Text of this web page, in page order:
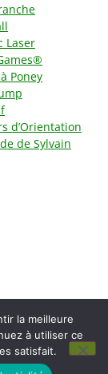
Laser
Poney
d’Orientation
de Sylvain
droits
la meilleure
à utiliser ce
satisfait.